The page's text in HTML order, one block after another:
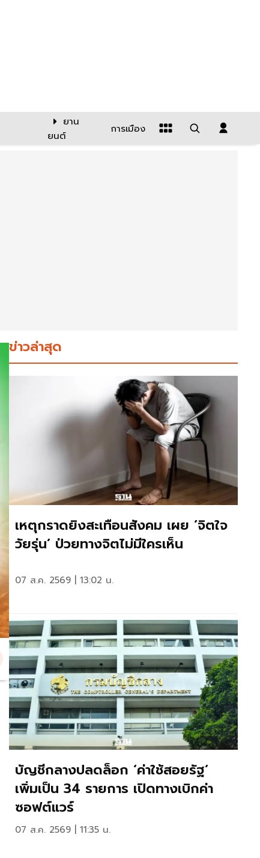
ยาน
ยนต์
การเมือง
ข่าวล่าสุด
เหตุกราดยิงสะเทือนสังคม เผย ‘จิตใจ
วัยรุ่น’ ป่วยทางจิตไม่มีใครเห็น
07 ส.ค. 2569 | 13:02 น.
บัญชีกลางปลดล็อก ‘ค่าใช้สอยรัฐ‘
เพิ่มเป็น 34 รายการ เปิดทางเบิกค่า
ซอฟต์แวร์
07 ส.ค. 2569 | 11:35 น.